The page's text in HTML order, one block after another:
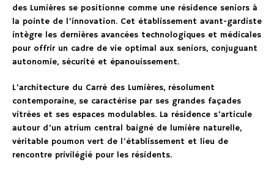
des Lumières se positionne comme une résidence seniors à
la pointe de l’innovation. Cet établissement avant-gardiste
intègre les dernières avancées technologiques et médicales
pour offrir un cadre de vie optimal aux seniors, conjuguant
autonomie, sécurité et épanouissement.
L’architecture du Carré des Lumières, résolument
contemporaine, se caractérise par ses grandes façades
vitrées et ses espaces modulables. La résidence s’articule
autour d’un atrium central baigné de lumière naturelle,
véritable poumon vert de l’établissement et lieu de
rencontre privilégié pour les résidents.